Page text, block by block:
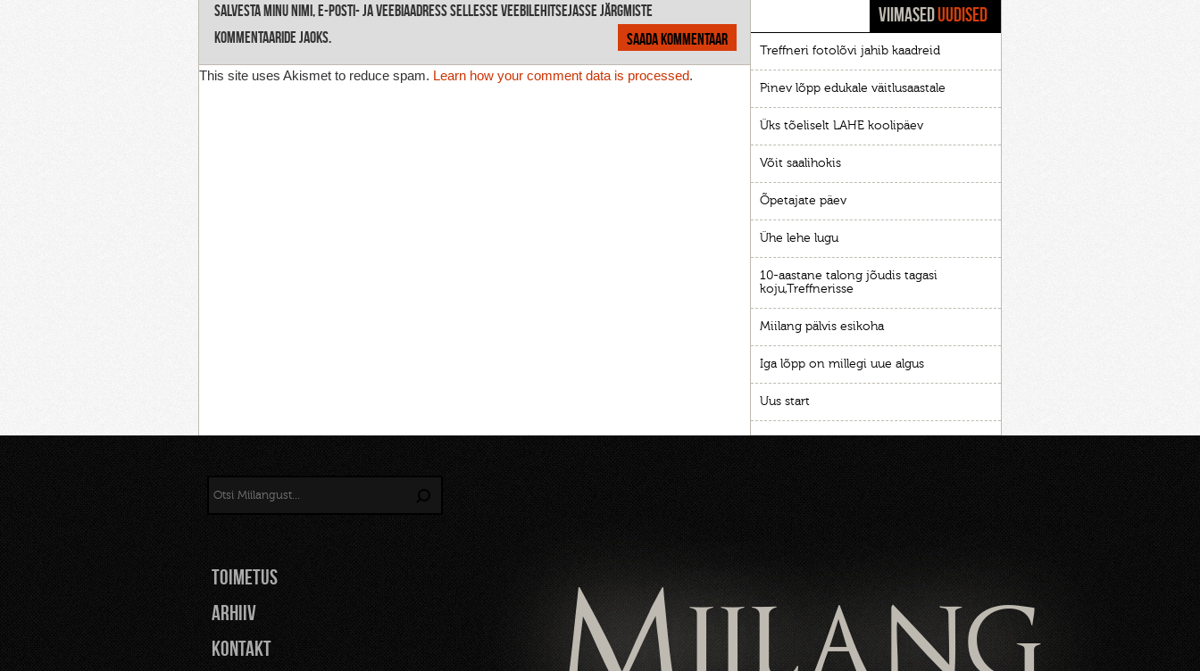
VIIMASEDUUDISED
Treffneri fotolõvi jahib kaadreid
Pinev lõpp edukale väitlusaastale
Üks tõeliselt LAHE koolipäev
Võit saalihokis
Õpetajate päev
Ühe lehe lugu
10-aastane talong jõudis tagasi
koju,Treffnerisse
Miilang pälvis esikoha
Iga lõpp on millegi uue algus
Uus start
Salvesta minu nimi, e-posti- ja veebiaadress sellesse veebilehitsejasse järgmiste
kommentaaride jaoks.
This site uses Akismet to reduce spam. Learn how your comment data is processed.
TOIMETUS
Arhiiv
Kontakt